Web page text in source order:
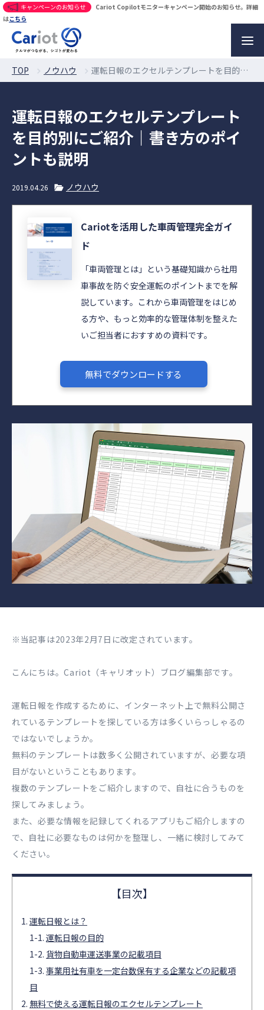
キャンペーンのお知らせ
Cariot Copilotモニターキャンペーン開始のお知らせ。詳細
はこちら
TOP ノウハウ 運転日報のエクセルテンプレートを目的別にご紹介｜書き方のポイントも説明
運転日報のエクセルテンプレート
を目的別にご紹介｜書き方のポイ
ントも説明
2019.04.26 ノウハウ
Cariotを活用した車両管理完全ガイ
ド
「車両管理とは」という基礎知識から社用
車事故を防ぐ安全運転のポイントまでを解
説しています。これから車両管理をはじめ
る方や、もっと効率的な管理体制を整えた
いご担当者におすすめの資料です。
無料でダウンロードする
※当記事は2023年2月7日に改定されています。
こんにちは。Cariot（キャリオット）ブログ編集部です。
運転日報を作成するために、インターネット上で無料公開さ
れているテンプレートを探している方は多くいらっしゃるの
ではないでしょうか。
無料のテンプレートは数多く公開されていますが、必要な項
目がないということもあります。
複数のテンプレートをご紹介しますので、自社に合うものを
探してみましょう。
また、必要な情報を記録してくれるアプリもご紹介しますの
で、自社に必要なものは何かを整理し、一緒に検討してみて
ください。
運転日報とは？
運転日報の目的
貨物自動車運送事業の記載項目
事業用社有車を一定台数保有する企業などの記載項
目
無料で使える運転日報のエクセルテンプレート